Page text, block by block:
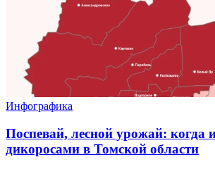
Инфографика
Поспевай, лесной урожай: когда
дикоросами в Томской области